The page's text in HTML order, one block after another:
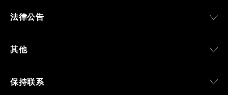
法律公告
其他
保持联系